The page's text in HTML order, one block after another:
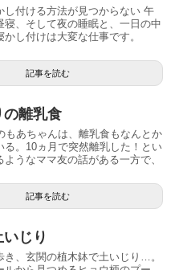
し付ける方法が見つからない 午
寝、そして夜の睡眠と、一日の中
し付けは大変な仕事です。
記事を読む
の離乳食
もあちゃんは、離乳食もなんとか
る。10ヵ月で突然離乳した！とい
ようなママ友の話がある一方で、
記事を読む
じり
き、玄関の植木鉢で土いじり…。